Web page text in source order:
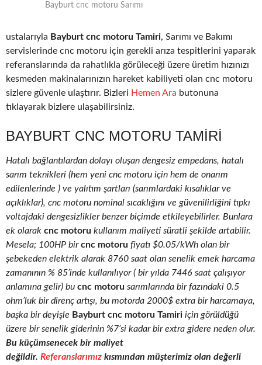
Bayburt cnc motoru Sarımı
ustalarıyla Bayburt cnc motoru Tamiri, Sarımı ve Bakımı
servislerinde cnc motoru için gerekli arıza tespitlerini yaparak
referanslarında da rahatlıkla görüleceği üzere üretim hızınızı
kesmeden makinalarınızın hareket kabiliyeti olan cnc motoru
sizlere güvenle ulaştırır. Bizleri Hemen Ara butonuna
tıklayarak bizlere ulaşabilirsiniz.
BAYBURT CNC MOTORU TAMIRI
Hatalı bağlantılardan dolayı oluşan dengesiz empedans, hatalı
sarım teknikleri (hem yeni cnc motoru için hem de onarım
edilenlerinde ) ve yalıtım şartları (sarımlardaki kısalıklar ve
açıklıklar), cnc motoru nominal sıcaklığını ve güvenilirliğini tıpkı
voltajdaki dengesizlikler benzer biçimde etkileyebilirler. Bunlara
ek olarak cnc motoru kullanım maliyeti süratli şekilde artabilir.
Mesela; 100HP bircnc motoru fiyatı $0.05/kWh olan bir
şebekeden elektrik alarak 8760 saat olan senelik emek harcama
zamanının % 85’inde kullanılıyor ( bir yılda 7446 saat çalışıyor
anlamına gelir) bu cnc motoru sarımlarında bir fazındaki 0.5
ohm’luk bir direnç artışı, bu motorda 2000$ extra bir harcamaya,
başka bir deyişle Bayburt cnc motoru Tamiri için görüldüğü
üzere bir senelik giderinin %7’si kadar bir extra gidere neden olur.
Bu küçümsenecek bir maliyet
değildir. Referanslarımız kısmından müşterimiz olan değerli